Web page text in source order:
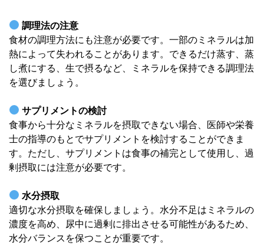
調理法の注意
食材の調理方法にも注意が必要です。一部のミネラルは加
熱によって失われることがあります。できるだけ蒸す、蒸
し煮にする、生で摂るなど、ミネラルを保持できる調理法
を選びましょう。
サプリメントの検討
食事から十分なミネラルを摂取できない場合、医師や栄養
士の指導のもとでサプリメントを検討することができま
す。ただし、サプリメントは食事の補完として使用し、過
剰摂取には注意が必要です。
水分摂取
適切な水分摂取を確保しましょう。水分不足はミネラルの
濃度を高め、尿中に過剰に排出させる可能性があるため、
水分バランスを保つことが重要です。